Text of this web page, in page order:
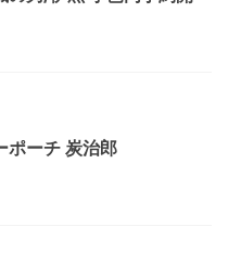
ポーチ 炭治郎